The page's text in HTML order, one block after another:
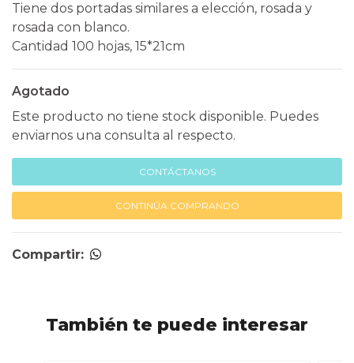
Tiene dos portadas similares a elección, rosada y
rosada con blanco.
Cantidad 100 hojas, 15*21cm
Agotado
Este producto no tiene stock disponible. Puedes
enviarnos una consulta al respecto.
CONTÁCTANOS
CONTINÚA COMPRANDO
Compartir:
También te puede interesar